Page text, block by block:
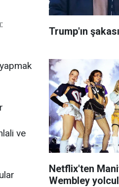
ve
Trump'ın
Netflix'ten
Wembley